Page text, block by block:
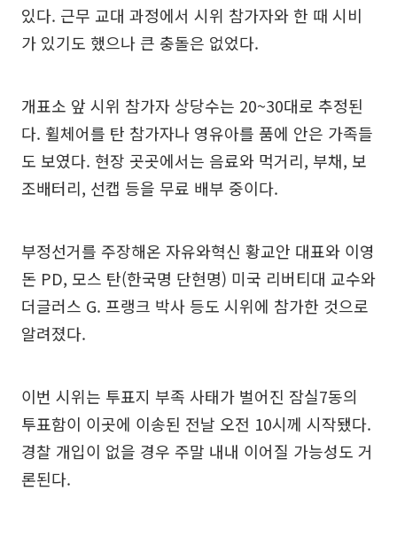
있다. 근무 교대 과정에서 시위 참가자와 한 때 시비
가 있기도 했으나 큰 충돌은 없었다.
개표소 앞 시위 참가자 상당수는 20~30대로 추정된
다. 휠체어를 탄 참가자나 영유아를 품에 안은 가족들
도 보였다. 현장 곳곳에서는 음료와 먹거리, 부채, 보
조배터리, 선캡 등을 무료 배부 중이다.
부정선거를 주장해온 자유와혁신 황교안 대표와 이영
돈 PD, 모스 탄(한국명 단현명) 미국 리버티대 교수와
더글러스 G. 프랭크 박사 등도 시위에 참가한 것으로
알려졌다.
이번 시위는 투표지 부족 사태가 벌어진 잠실7동의
투표함이 이곳에 이송된 전날 오전 10시께 시작됐다.
경찰 개입이 없을 경우 주말 내내 이어질 가능성도 거
론된다.